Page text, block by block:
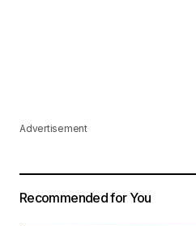
Advertisement
Recommended for You